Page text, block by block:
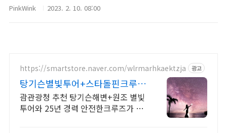
PinkWink 2023. 2. 10. 08:00
https://smartstore.naver.com/wlrmarhkaektzja 광고
탕기슨별빛투어+스타돌핀크루즈
패키지 특가 상품/ 완납
괌관광청 추천 탕기슨해변+원조 별빛
투어와 25년 경력 안전한크루즈가 만